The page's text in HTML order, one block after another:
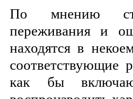
По мнению
переживания и
находятся в
соответствующие
как бы